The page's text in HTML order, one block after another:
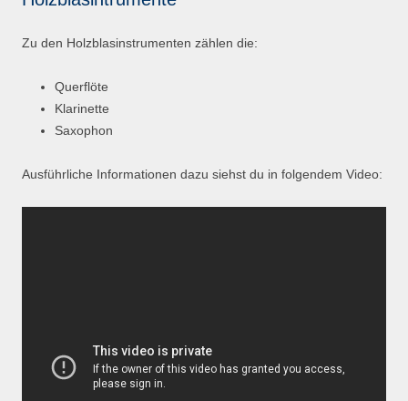
Zu den Holzblasinstrumenten zählen die:
Querflöte
Klarinette
Saxophon
Ausführliche Informationen dazu siehst du in folgendem Video: